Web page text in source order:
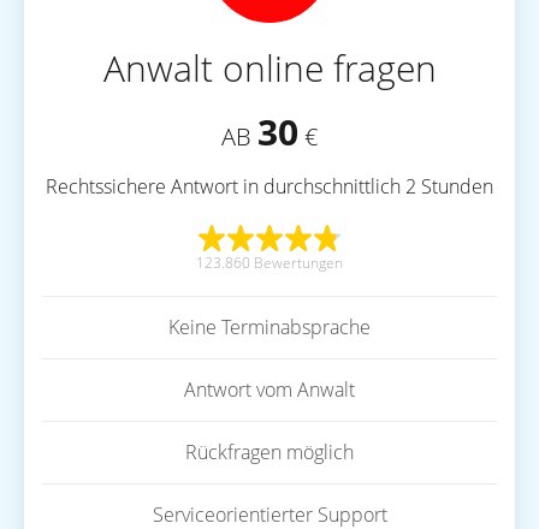
Anwalt online fragen
AB 30 €
Rechtssichere Antwort in durchschnittlich 2 Stunden
123.860 Bewertungen
Keine Terminabsprache
Antwort vom Anwalt
Rückfragen möglich
Serviceorientierter Support